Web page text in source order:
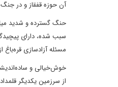
آن حوزه قفقاز و در
حنگ گسترده و شدید
سبب شده، دارای
مسئله آزادسازی قره‌باغ
خوش‌خیالی و
از سرزمین یکدیگر